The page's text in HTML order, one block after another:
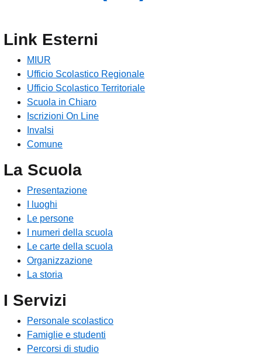
Link Esterni
MIUR
Ufficio Scolastico Regionale
Ufficio Scolastico Territoriale
Scuola in Chiaro
Iscrizioni On Line
Invalsi
Comune
La Scuola
Presentazione
I luoghi
Le persone
I numeri della scuola
Le carte della scuola
Organizzazione
La storia
I Servizi
Personale scolastico
Famiglie e studenti
Percorsi di studio